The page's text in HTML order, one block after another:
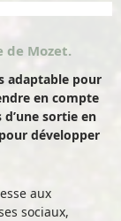
de Mozet.
adaptable pour
en compte
sortie en
développer
aux
sociaux,